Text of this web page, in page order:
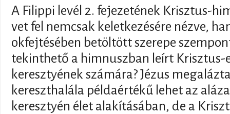
A Filippi levél 2. fejezetének Krisztus-
vet fel nemcsak keletkezésére nézve,
okfejtésében betöltött szerepe
tekinthető a himnuszban leírt Krisztus-
keresztyének számára? Jézus
kereszthalála példaértékű lehet az
keresztyén élet alakításában, de a